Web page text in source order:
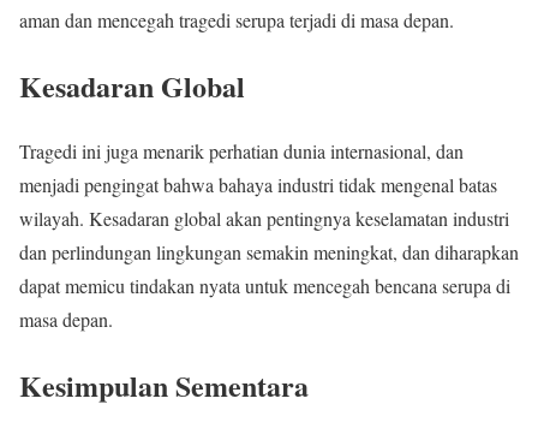
aman dan mencegah tragedi serupa terjadi di masa depan.
Kesadaran Global
Tragedi ini juga menarik perhatian dunia internasional, dan
menjadi pengingat bahwa bahaya industri tidak mengenal batas
wilayah. Kesadaran global akan pentingnya keselamatan industri
dan perlindungan lingkungan semakin meningkat, dan diharapkan
dapat memicu tindakan nyata untuk mencegah bencana serupa di
masa depan.
Kesimpulan Sementara